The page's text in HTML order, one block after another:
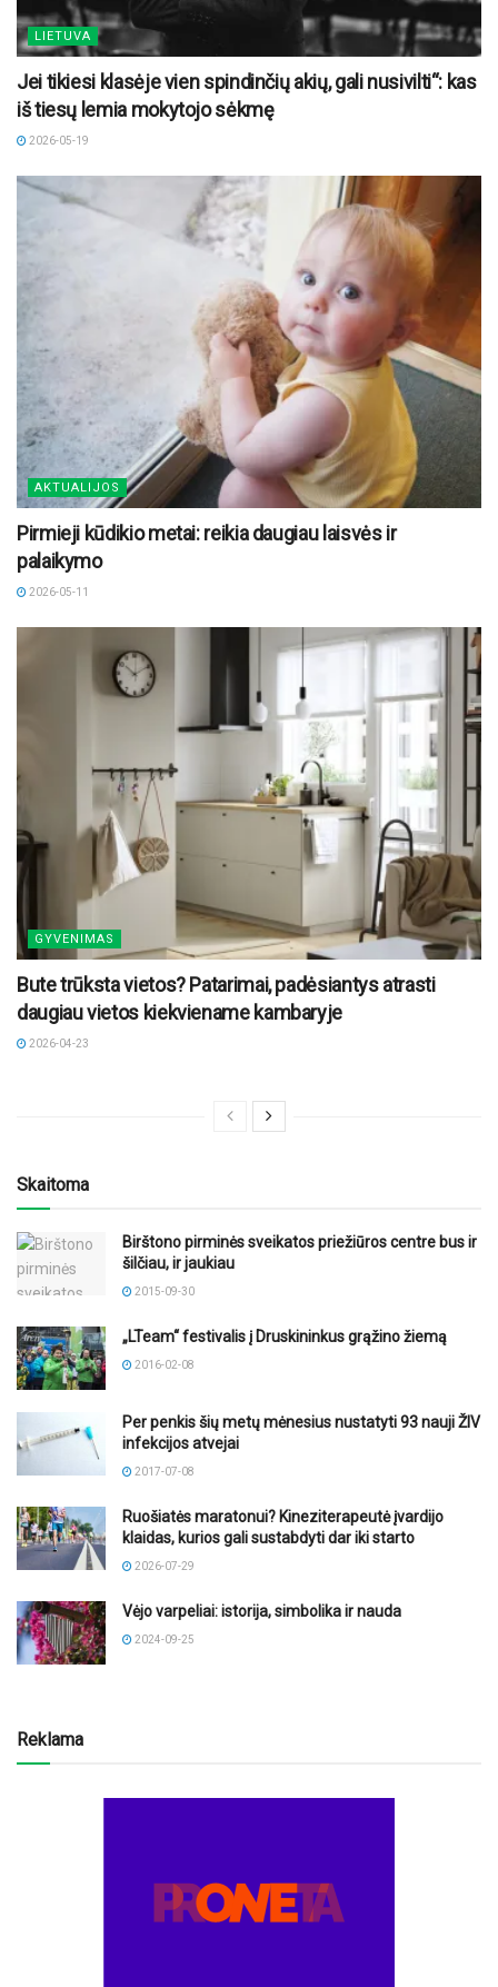
LIETUVA
Jei tikiesi klasėje vien spindinčių akių, gali nusivilti“: kas
iš tiesų lemia mokytojo sėkmę
2026-05-19
AKTUALIJOS
Pirmieji kūdikio metai: reikia daugiau laisvės ir
palaikymo
2026-05-11
GYVENIMAS
Bute trūksta vietos? Patarimai, padėsiantys atrasti
daugiau vietos kiekviename kambaryje
2026-04-23
Skaitoma
Birštono pirminės sveikatos priežiūros centre bus ir
šilčiau, ir jaukiau
2015-09-30
„LTeam“ festivalis į Druskininkus grąžino žiemą
2016-02-08
Per penkis šių metų mėnesius nustatyti 93 nauji ŽIV
infekcijos atvejai
2017-07-08
Ruošiatės maratonui? Kineziterapeutė įvardijo
klaidas, kurios gali sustabdyti dar iki starto
2026-07-29
Vėjo varpeliai: istorija, simbolika ir nauda
2024-09-25
Reklama